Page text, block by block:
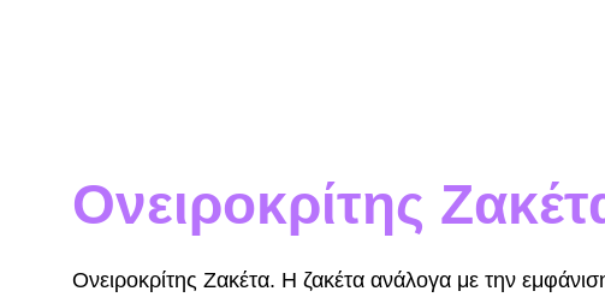
Ονειροκρίτης
Ονειροκρίτης Ζακέτα. Η ζακέτα ανάλογα με την